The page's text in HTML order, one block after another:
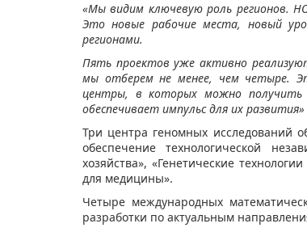
«Мы видим ключевую роль регионов.
Это новые рабочие места, новый
регионами.
Пять проектов уже активно
мы отберем не менее, чем четыре.
центры, в которых можно получить
обеспечивает импульс для их развития»
Три центра геномных исследований
обеспечение технологической
хозяйства», «Генетические
для медицины».
Четыре международных
разработки по актуальным